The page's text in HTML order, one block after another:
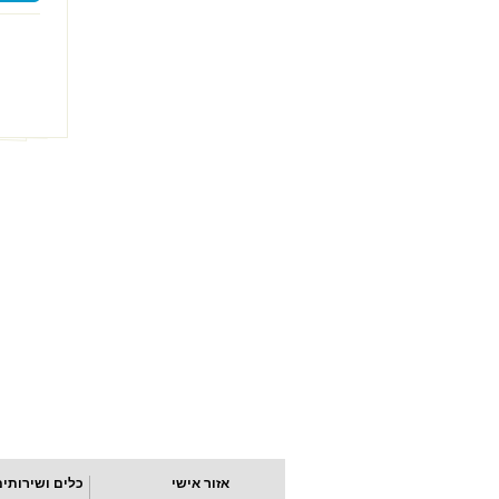
אזור אישי כלים